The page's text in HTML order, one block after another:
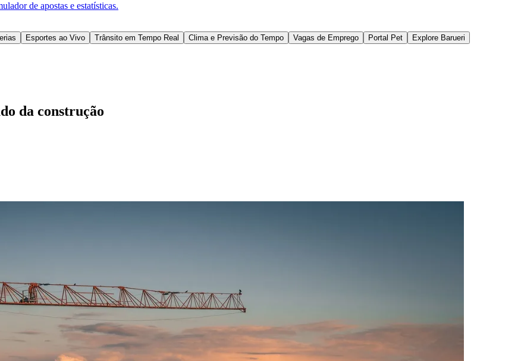
AltosJardim dos CamargosJardim EsperançaJardim GrazielaJardim IracemaJardim ItaquitiJardim JulioJardim LíbanoJardim Maria
de apostas e estatísticas.
Esportes ao Vivo Trânsito em Tempo Real Clima e Previsão do Tempo Vagas de Emprego Portal Pet
Explore Barueri
da construção